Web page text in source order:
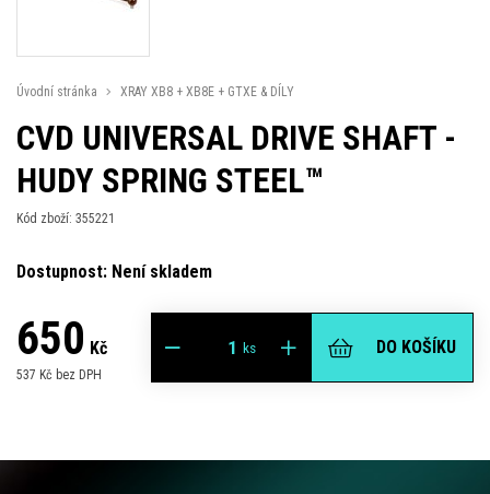
Úvodní stránka XRAY XB8 + XB8E + GTXE & DÍLY
CVD UNIVERSAL DRIVE SHAFT -
HUDY SPRING STEEL™
Kód zboží: 355221
Dostupnost: Není skladem
650 Kč
537 Kč bez DPH
ks DO KOŠÍKU